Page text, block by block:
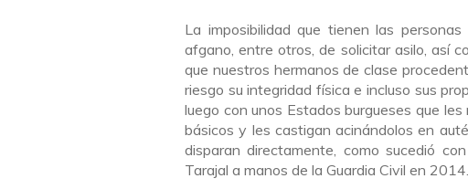
La imposibilidad que tienen las
afgano, entre otros, de solicitar asilo, así
que nuestros hermanos de clase
riesgo su integridad física e incluso sus
luego con unos Estados burgueses que
básicos y les castigan acinándolos en
disparan directamente, como sucedió
Tarajal a manos de la Guardia Civil en 2014.